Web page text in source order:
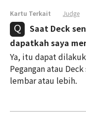
Kartu Terkait Judge
Saat Deck
dapatkah saya
Ya, itu dapat
Pegangan atau
lembar atau lebih.